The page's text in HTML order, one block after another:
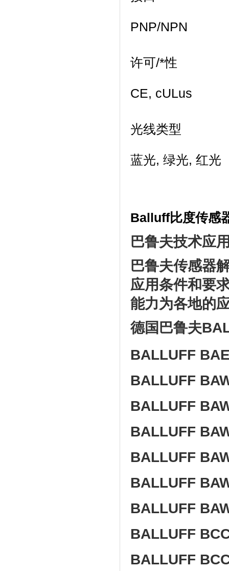
PNP/NPN
许可/*性
CE, cULus
光线类型
蓝光, 绿光, 红光
Balluff比度传感
巴鲁夫技术应
巴鲁夫传感器
应用条件和要
能力为各地的
德国巴鲁夫
BALLUFF
BALLUFF
BALLUFF
BALLUFF
BALLUFF
BALLUFF
BALLUFF
BALLUFF
BALLUFF